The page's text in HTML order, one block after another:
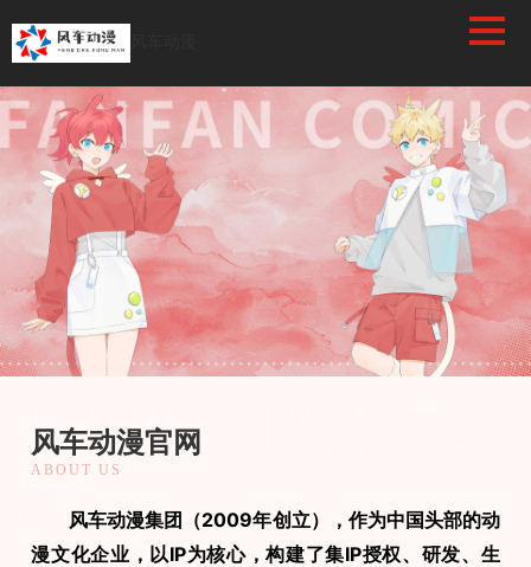
风车动漫
ABOUT 风车动
漫
风车动漫官网
ABOUT US
风车动漫集团（2009年创立），作为中国头部的动
漫文化企业，以IP为核心，构建了集IP授权、研发、生